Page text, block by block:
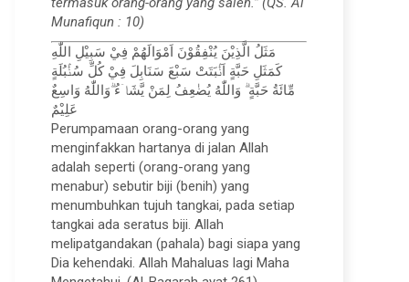
Munafiqun : 10)
مَثَلُ الَّذِيْنَ يُنْفِقُوْنَ اَمْوَالَهُمْ فِيْ سَبِيْلِ اللّٰهِ
كَمَثَلِ حَبَّةٍ اَنْۢبَتَتْ سَبْعَ سَنَابِلَ فِيْ كُلِّ سُنْۢبُلَةٍ
مِّائَةُ حَبَّةٍ ۗ وَاللّٰهُ يُضٰعِفُ لِمَنْ يَّشَاۤءُ ۗوَاللّٰهُ وَاسِعٌ
عَلِيْمٌ
Perumpamaan orang-orang yang
menginfakkan hartanya di jalan Allah
adalah seperti (orang-orang yang
menabur) sebutir biji (benih) yang
menumbuhkan tujuh tangkai, pada setiap
tangkai ada seratus biji. Allah
melipatgandakan (pahala) bagi siapa yang
Dia kehendaki. Allah Mahaluas lagi Maha